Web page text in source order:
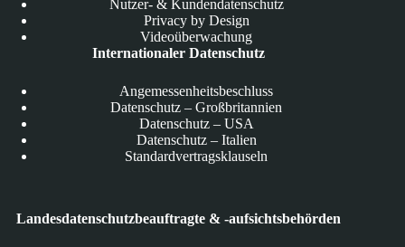
Nutzer- & Kundendatenschutz
Privacy by Design
Videoüberwachung
Internationaler Datenschutz
Angemessenheitsbeschluss
Datenschutz – Großbritannien
Datenschutz – USA
Datenschutz – Italien
Standardvertragsklauseln
Landesdatenschutzbeauftragte & -aufsichtsbehörden